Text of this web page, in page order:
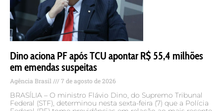
Dino aciona PF após TCU apontar R$ 55,4 milhões
em emendas suspeitas
Agência Brasil 7 de agosto de 2026
BRASÍLIA – O ministro Flávio Dino, do Supremo Tribunal
Federal (STF), determinou nesta sexta-feira (7) que a Polícia